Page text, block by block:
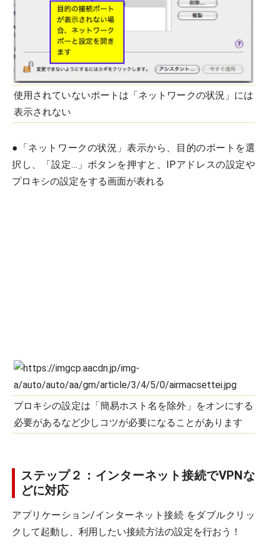
使用されていないポートは「ネットワークの状況」には
表示されない
●「ネットワークの状況」表示から、目的のポートを選
択し、「設定…」ボタンを押すと、IPアドレスの設定や
プロキシの設定をする画面が表れる
プロキシの設定は「簡易ホスト名を除外」をオンにする
必要があるなど少しコツが必要になることがあります
ステップ２：インターネット接続でVPNな
どに対応
アプリケーション/インターネット接続 をダブルクリッ
クして起動し、利用したい接続方法の設定を行おう！